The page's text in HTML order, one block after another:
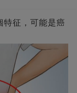
特征，可能是癌